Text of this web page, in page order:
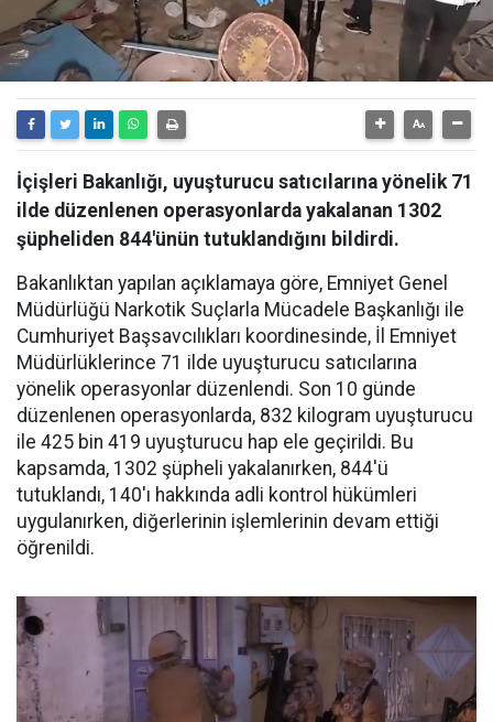
İçişleri Bakanlığı, uyuşturucu satıcılarına yönelik 71
ilde düzenlenen operasyonlarda yakalanan 1302
şüpheliden 844'ünün tutuklandığını bildirdi.
Bakanlıktan yapılan açıklamaya göre, Emniyet Genel
Müdürlüğü Narkotik Suçlarla Mücadele Başkanlığı ile
Cumhuriyet Başsavcılıkları koordinesinde, İl Emniyet
Müdürlüklerince 71 ilde uyuşturucu satıcılarına
yönelik operasyonlar düzenlendi. Son 10 günde
düzenlenen operasyonlarda, 832 kilogram uyuşturucu
ile 425 bin 419 uyuşturucu hap ele geçirildi. Bu
kapsamda, 1302 şüpheli yakalanırken, 844'ü
tutuklandı, 140'ı hakkında adli kontrol hükümleri
uygulanırken, diğerlerinin işlemlerinin devam ettiği
öğrenildi.